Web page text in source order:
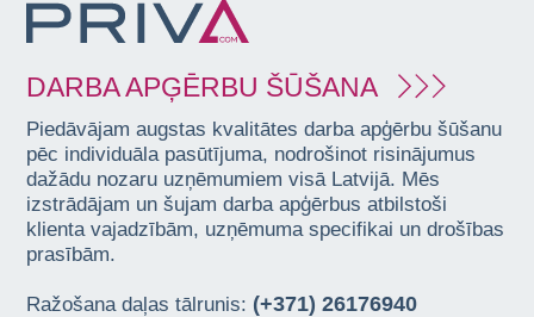
DARBA APĢĒRBU ŠŪŠANA
Piedāvājam augstas kvalitātes darba apģērbu šūšanu
pēc individuāla pasūtījuma, nodrošinot risinājumus
dažādu nozaru uzņēmumiem visā Latvijā. Mēs
izstrādājam un šujam darba apģērbus atbilstoši
klienta vajadzībām, uzņēmuma specifikai un drošības
prasībām.
Ražošana daļas tālrunis: (+371) 26176940